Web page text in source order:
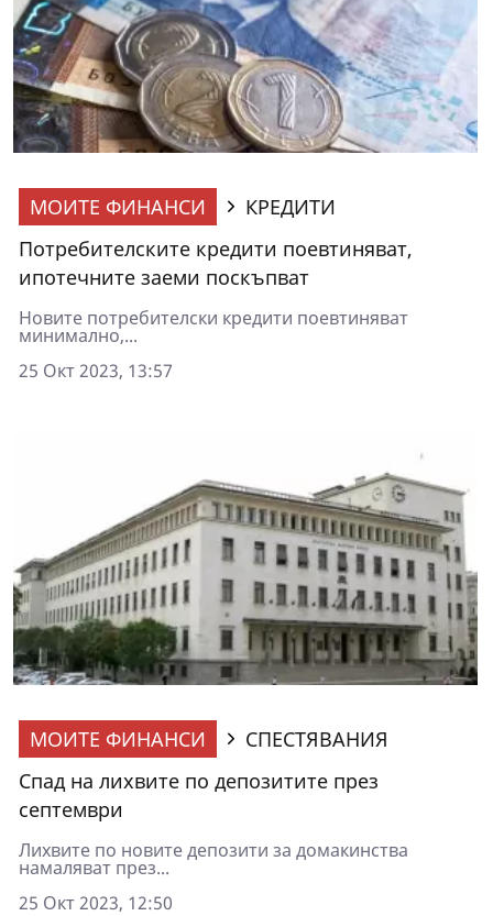
МОИТЕ ФИНАНСИ
КРЕДИТИ
Потребителските кредити поевтиняват,
ипотечните заеми поскъпват
Новите потребителски кредити поевтиняват
минимално,...
25 Окт 2023, 13:57
МОИТЕ ФИНАНСИ
СПЕСТЯВАНИЯ
Спад на лихвите по депозитите през
септември
Лихвите по новите депозити за домакинства
намаляват през...
25 Окт 2023, 12:50